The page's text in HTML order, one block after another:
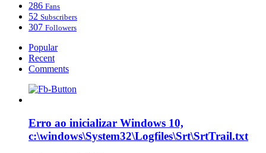
286 Fans
52 Subscribers
307 Followers
Popular
Recent
Comments
Erro ao inicializar Windows 10,
c:\windows\System32\Logfiles\Srt\SrtTrail.txt